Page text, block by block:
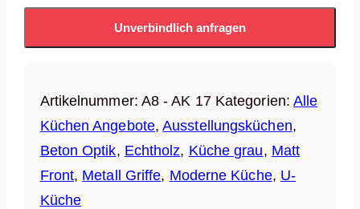
Unverbindlich anfragen
Artikelnummer: A8 - AK 17 Kategorien: Alle
Küchen Angebote,Ausstellungsküchen,
Beton Optik, Echtholz, Küche grau, Matt
Front, Metall Griffe, Moderne Küche, U-
Küche